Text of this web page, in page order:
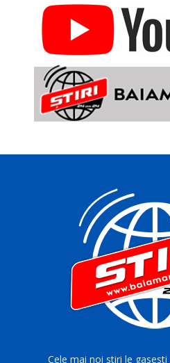
Cele mai noi stiri le gasesti